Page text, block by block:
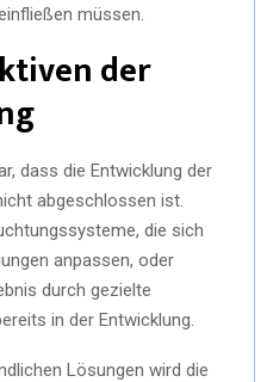
müssen.
der
dass die Entwicklung der
abgeschlossen ist.
die sich
anpassen, oder
durch gezielte
in der Entwicklung.
Lösungen wird die